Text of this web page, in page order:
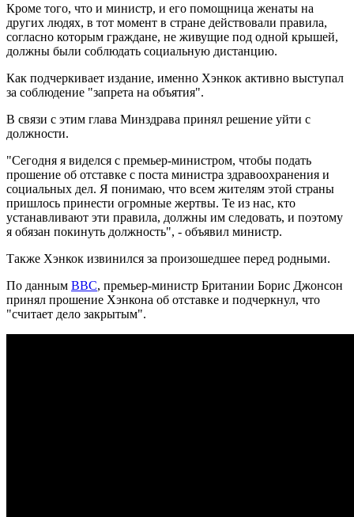
Кроме того, что и министр, и его помощница женаты на
других людях, в тот момент в стране действовали правила,
согласно которым граждане, не живущие под одной крышей,
должны были соблюдать социальную дистанцию.
Как подчеркивает издание, именно Хэнкок активно выступал
за соблюдение "запрета на объятия".
В связи с этим глава Минздрава принял решение уйти с
должности.
"Сегодня я виделся с премьер-министром, чтобы подать
прошение об отставке с поста министра здравоохранения и
социальных дел. Я понимаю, что всем жителям этой страны
пришлось принести огромные жертвы. Те из нас, кто
устанавливают эти правила, должны им следовать, и поэтому
я обязан покинуть должность", - объявил министр.
Также Хэнкок извинился за произошедшее перед родными.
По данным ВВС, премьер-министр Британии Борис Джонсон
принял прошение Хэнкона об отставке и подчеркнул, что
"считает дело закрытым".